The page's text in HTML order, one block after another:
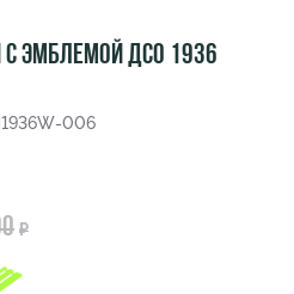
эмблемой ДСО 1936
006
₽